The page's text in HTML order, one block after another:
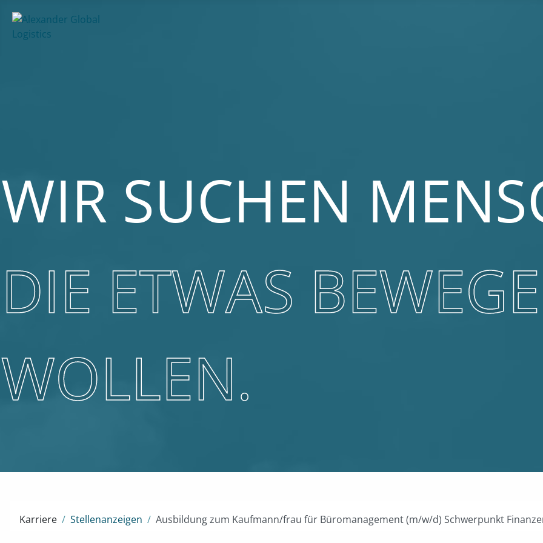
WIR SUCHEN
DIE ETWAS
WOLLEN.
Karriere Stellenanzeigen Ausbildung zum Kaufmann/frau für Büromanagement (m/w/d) Schwerpunkt